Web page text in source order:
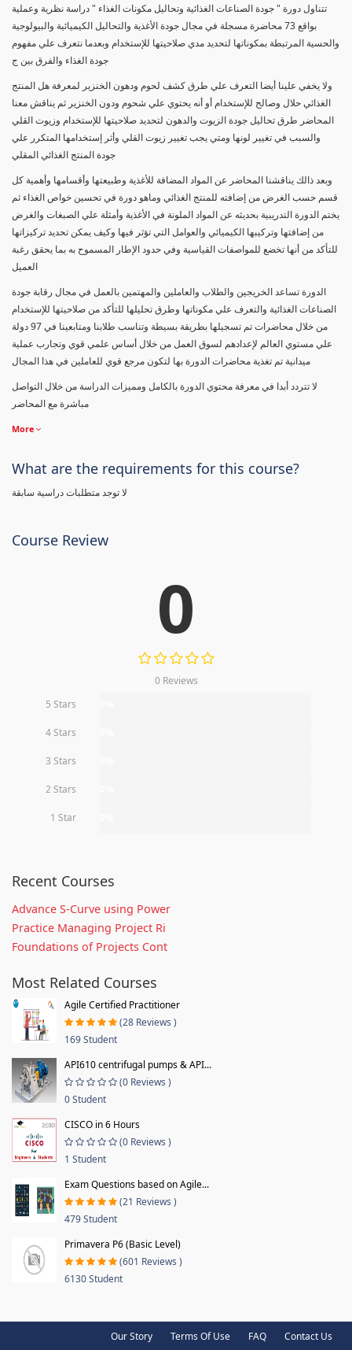
تتناول دورة " جودة الصناعات الغذائية وتحاليل مكونات الغذاء " دراسة نظرية وعملية
بواقع 73 محاضرة مسجلة في مجال جودة الأغذية والتحاليل الكيميائية والبيولوجية
والحسية المرتبطة بمكوناتها لتحديد مدي صلاحيتها للإستخدام وبعدما نتعرف علي مفهوم
جودة الغذاء والفرق بين ج
ولا يخفي علينا أيضا التعرف علي طرق كشف لحوم ودهون الخنزير لمعرفة هل المنتج
الغذائي حلال وصالح للإستخدام أو أنه يحتوي علي شحوم ودون الخنزير ثم يناقش معنا
المحاضر طرق تحاليل جودة الزيوت والدهون لتحديد صلاحيتها للإستخدام وزيوت القلي
والسبب في تغيير لونها ومتي يجب تغيير زيوت القلي وأثر إستخدامها المتكرر علي
جودة المنتج الغذائي المقلي
وبعد ذالك يناقشنا المحاضر عن المواد المضافة للأغذية وطبيعتها وأقسامها وأهمية كل
قسم حسب الغرض من إضافته للمنتج الغذائي وماهو دورة في تحسين خواص الغذاء ثم
يختم الدورة التدريبية بحديثه عن المواد الملونة في الأغذية وأمثلة علي الصبغات والغرض
من إضافتها وتركيبها الكيميائي والعوامل التي تؤثر فيها وكيف يمكن تحديد تركيزاتها
للتأكد من أنها تخضع للمواصفات القياسية وفي حدود الإطار المسموح به بما يحقق رغبة
العميل
الدورة تساعد الخريجين والطلاب والعاملين والمهتمين بالعمل في مجال رقابة جودة
الصناعات الغذائية والتعرف علي مكوناتها وطرق تحليلها للتأكد من صلاحيتها للإستخدام
من خلال محاضرات تم تسجيلها بطريقة بسيطة وتناسب طلابنا ومتابعينا في 97 دولة
علي مستوي العالم لإعدادهم لسوق العمل من خلال أساس علمي قوي وتجارب عملية
ميدانية تم تغذية محاضرات الدورة بها لتكون مرجع قوي للعاملين في هذا المجال
لا تتردد أبدا في معرفة محتوي الدورة بالكامل ومميزات الدراسة من خلال التواصل
مباشرة مع المحاضر
More
What are the requirements for this course?
لا توجد متطلبات دراسية سابقة
Course Review
0
0 Reviews
5 Stars
4 Stars
3 Stars
2 Stars
1 Star
Recent Courses
Advance S-Curve using Power
Practice Managing Project Ri
Foundations of Projects Cont
Most Related Courses
Agile Certified Practitioner
(28 Reviews )
169 Student
API610 centrifugal pumps & API...
(0 Reviews )
0 Student
CISCO in 6 Hours
(0 Reviews )
1 Student
Exam Questions based on Agile...
(21 Reviews )
479 Student
Primavera P6 (Basic Level)
(601 Reviews )
6130 Student
Our Story Terms Of Use FAQ Contact Us